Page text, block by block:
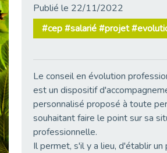
Publié le 30/05/2026
Publié le 21/05/2026
Publié le 18/05/2026
Publié le 22/11/2022
#cep #salarié #projet
Le conseil en évolution
est un dispositif
personnalisé proposé à toute
souhaitant faire le point sur sa
professionnelle.
Il permet, s'il y a lieu, d'établir